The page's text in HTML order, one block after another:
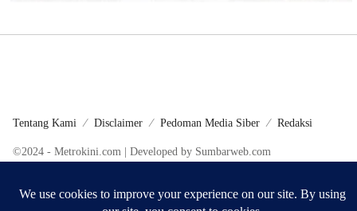
Tentang Kami Disclaimer Pedoman Media Siber Redaksi
©2024 - Metrokini.com | Developed by Sumbarweb.com